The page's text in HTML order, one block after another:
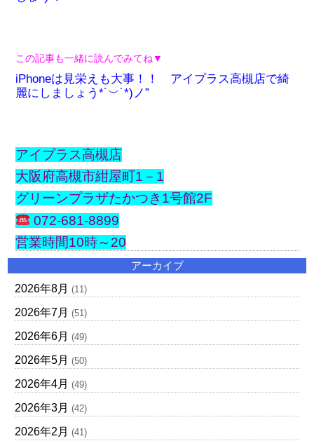
この記事も一緒に読んでみてね▼
iPhoneは見栄えも大事！！ アイプラス高槻店で綺
麗にしましょう*˙︶˙*)ノ”
アイプラス高槻店
大阪府高槻市紺屋町1－1
グリーンプラザたかつき1号館2F
072-681-8899
営業時間10時～20
アーカイブ
2026年8月 (11)
2026年7月 (51)
2026年6月 (49)
2026年5月 (50)
2026年4月 (49)
2026年3月 (42)
2026年2月 (41)